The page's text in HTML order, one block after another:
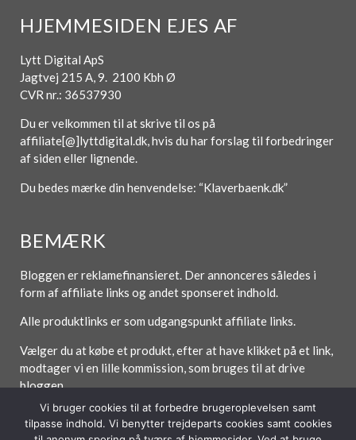
HJEMMESIDEN EJES AF
Lytt Digital ApS
Jagtvej 215 A, 9. 2100 Kbh Ø
CVR nr.: 36537930
Du er velkommen til at skrive til os på
affiliate[@]lyttdigital.dk, hvis du har forslag til forbedringer
af siden eller lignende.
Du bedes mærke din henvendelse: “Klaverbaenk.dk”
BEMÆRK
Bloggen er reklamefinansieret. Der annonceres således i
form af affiliate links og andet sponseret indhold.
Alle produktlinks er som udgangspunkt affiliate links.
Vælger du at købe et produkt, efter at have klikket på et link,
modtager vi en lille kommission, som bruges til at drive
bloggen.
Vi bruger cookies til at forbedre brugeroplevelsen samt
tilpasse indhold. Vi benytter trejdeparts cookies samt cookies